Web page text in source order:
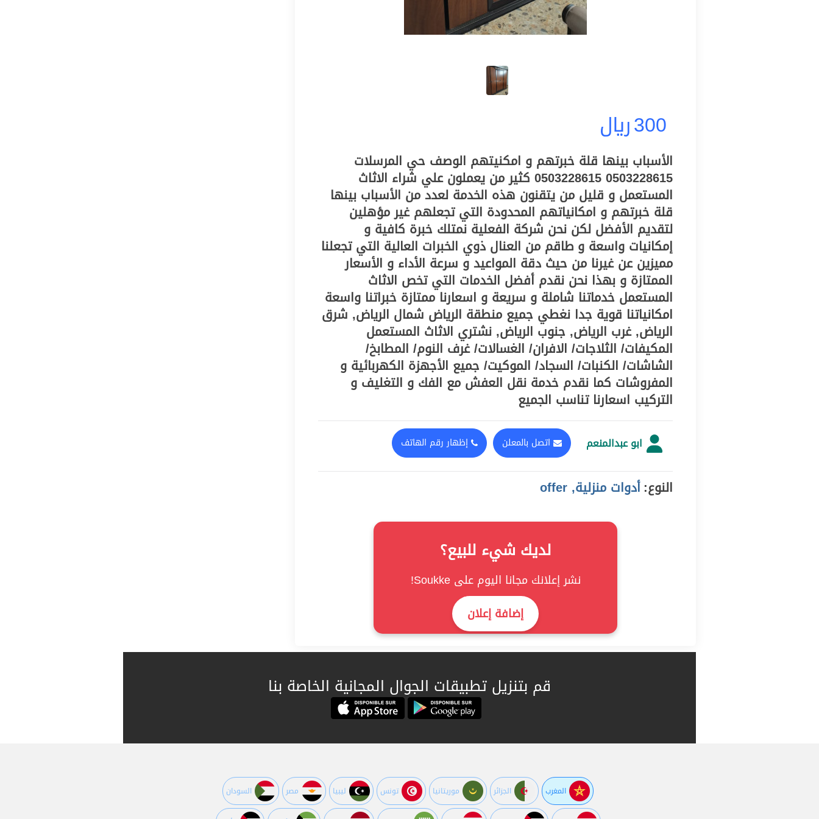
300ريال
الأسباب بينها قلة خبرتهم و امكنيتهم الوصف حي المرسلات
0503228615 0503228615 كثير من يعملون علي شراء الاثاث
المستعمل و قليل من يتقنون هذه الخدمة لعدد من الأسباب بينها
قلة خبرتهم و امكانياتهم المحدودة التي تجعلهم غير مؤهلين
لتقديم الأفضل لكن نحن شركة الفعلية نمتلك خبرة كافية و
إمكانيات واسعة و طاقم من العنال ذوي الخبرات العالية التي تجعلنا
مميزين عن غيرنا من حيث دقة المواعيد و سرعة الأداء و الأسعار
الممتازة و بهذا نحن نقدم أفضل الخدمات التي تخص الاثاث
المستعمل خدماتنا شاملة و سريعة و اسعارنا ممتازة خبراتنا واسعة
امكانياتنا قوية جدا نغطي جميع منطقة الرياض شمال الرياض, شرق
الرياض, غرب الرياض, جنوب الرياض, نشتري الاثاث المستعمل
المكيفات/ الثلاجات/ الافران/ الغسالات/ غرف النوم/ المطابخ/
الشاشات/ الكنبات/ السجاد/ الموكيت/ جميع الأجهزة الكهربائية و
المفروشات كما نقدم خدمة نقل العفش مع الفك و التغليف و
التركيب اسعارنا تناسب الجميع
ابو عبدالمنعم اتصل بالمعلن إظهار رقم الهاتف
النوع:أدوات منزلية, offer
لديك شيء للبيع؟
نشر إعلانك مجانا اليوم على Soukke!
إضافة إعلان
قم بتنزيل تطبيقات الجوال المجانية الخاصة بنا
المغرب الجزائر موريتانيا تونس ليبيا مصر السودان